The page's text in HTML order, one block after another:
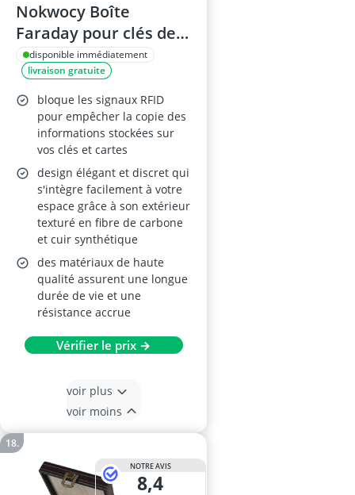
Nokwocy Boîte
Faraday pour clés de
voiture – Blocage
RFID, anti-scanning et
anti-GPS, porte-clés
blindé en fibre de
carbone et cuir
11.5×9×6.3 cm
disponible immédiatement
livraison gratuite
bloque les signaux RFID
pour empêcher la copie des
informations stockées sur
vos clés et cartes
design élégant et discret qui
s'intègre facilement à votre
espace grâce à son extérieur
texturé en fibre de carbone
et cuir synthétique
des matériaux de haute
qualité assurent une longue
durée de vie et une
résistance accrue
Vérifier le prix →
voir plus
voir moins
NOTRE AVIS
8,4